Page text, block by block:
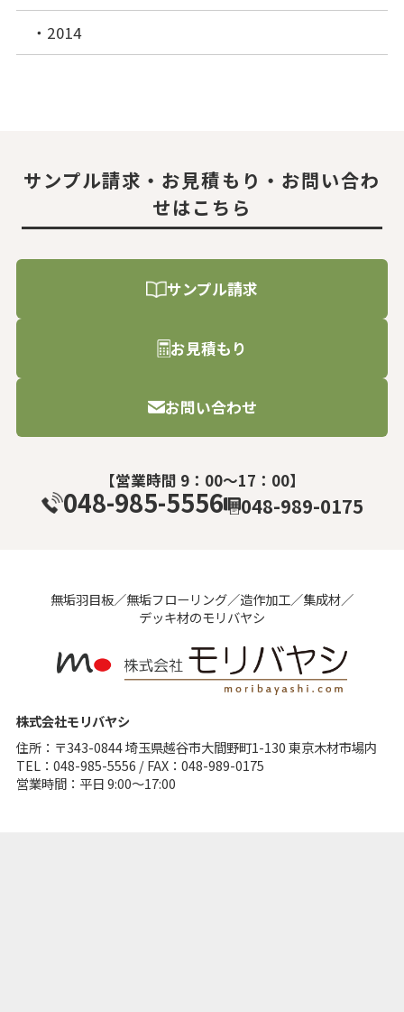
2014
サンプル請求・お見積もり・お問い合わ
せはこちら
サンプル請求
お見積もり
お問い合わせ
【営業時間 9：00～17：00】
048-985-5556 048-989-0175
無垢⽻⽬板／無垢フローリング／造作加⼯／集成材／
デッキ材のモリバヤシ
株式会社モリバヤシ
住所：〒343-0844 埼⽟県越⾕市⼤間野町1-130 東京⽊材市場内
TEL：048-985-5556 / FAX：048-989-0175
営業時間：平日 9:00～17:00